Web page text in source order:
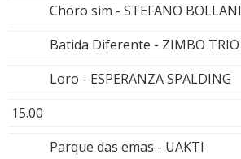
Choro sim - STEFANO BOLLANI
Batida Diferente - ZIMBO TRIO
Loro - ESPERANZA SPALDING
15.00
Parque das emas - UAKTI